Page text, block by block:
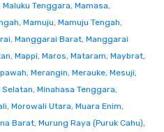
Maluku Tenggara, Mamasa,
, Mamuju, Mamuju Tengah,
, Manggarai Barat, Manggarai
, Mappi, Maros, Mataram, Maybrat,
, Merangin, Merauke, Mesuji,
Selatan, Minahasa Tenggara,
, Morowali Utara, Muara Enim,
Barat, Murung Raya (Puruk Cahu),